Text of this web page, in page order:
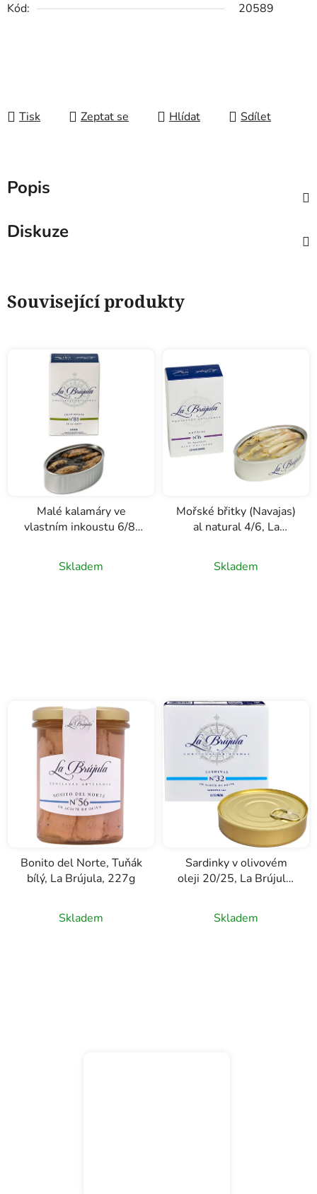
Kód:
20589
Tisk Zeptat se Hlídat Sdílet
Popis
Diskuze
Související produkty
Malé kalamáry ve
vlastním inkoustu 6/8,
Skladem
Mořské břitky (Navajas)
al natural 4/6, La
Skladem
Bonito del Norte, Tuňák
bílý, La Brújula, 227g
Skladem
Sardinky v olivovém
oleji 20/25, La Brújula,
Skladem